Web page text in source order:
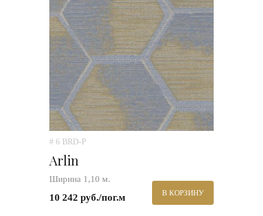
# 6 BRD-P
Arlin
Ширина 1,10 м.
10 242 руб./пог.м В КОРЗИНУ